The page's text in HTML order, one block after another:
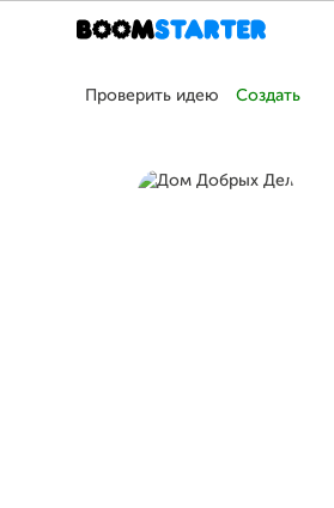
Проверить идею Создать